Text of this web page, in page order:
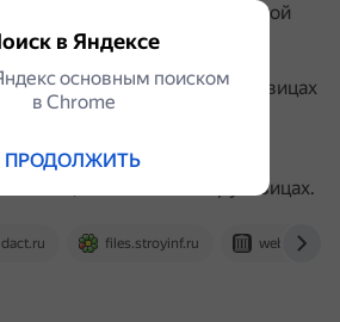
с водоупорной пропиткой
материала, в кожаных
одежде.
битумаотбирать в рукавицах
нефтепродукта
в противопылевых
РП-К, Ф-62Ш и У-2к и рукавицах.
files.stroyinf.ru
в Яндексе
основным поиском
в Сhrome
ПРОДОЛЖИТЬ